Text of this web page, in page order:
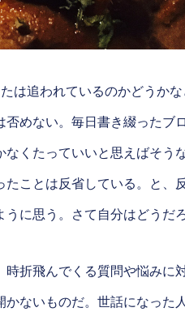
は追われているのかどうか
めない。毎日書き綴ったブ
くたっていいと思えばそう
ことは反省している。と、
に思う。さて自分はどうだろ
折飛んでくる質問や悩みに
ないものだ。世話になった